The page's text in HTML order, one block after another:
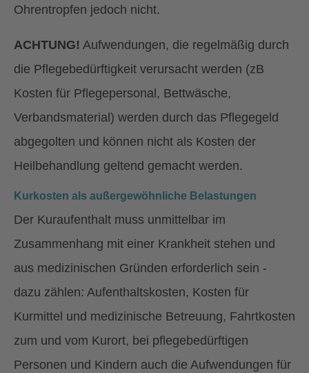
Ohrentropfen jedoch nicht.
ACHTUNG! Aufwendungen, die regelmäßig durch
die Pflegebedürftigkeit verursacht werden (zB
Kosten für Pflegepersonal, Bettwäsche,
Verbandsmaterial) werden durch das Pflegegeld
abgegolten und können nicht als Kosten der
Heilbehandlung geltend gemacht werden.
Kurkosten als außergewöhnliche Belastungen
Der Kuraufenthalt muss unmittelbar im
Zusammenhang mit einer Krankheit stehen und
aus medizinischen Gründen erforderlich sein -
dazu zählen: Aufenthaltskosten, Kosten für
Kurmittel und medizinische Betreuung, Fahrtkosten
zum und vom Kurort, bei pflegebedürftigen
Personen und Kindern auch die Aufwendungen für